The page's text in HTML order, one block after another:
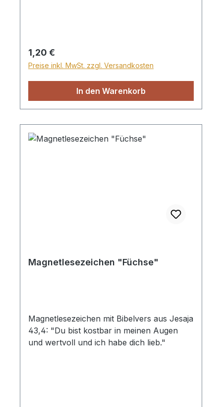
Regulärer Preis:
1,20 €
Preise inkl. MwSt. zzgl. Versandkosten
In den Warenkorb
Magnetlesezeichen "Füchse"
Magnetlesezeichen mit Bibelvers aus Jesaja
43,4: "Du bist kostbar in meinen Augen
und wertvoll und ich habe dich lieb."